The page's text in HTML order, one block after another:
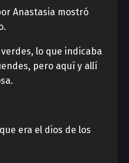
Anastasia mostró
lo que indicaba
pero aquí y allí
era el dios de los